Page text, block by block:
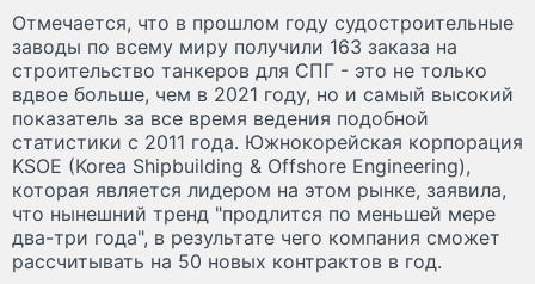
Отмечается, что в прошлом году судостроительные
заводы по всему миру получили 163 заказа на
строительство танкеров для СПГ - это не только
вдвое больше, чем в 2021 году, но и самый высокий
показатель за все время ведения подобной
статистики с 2011 года. Южнокорейская корпорация
KSOE (Korea Shipbuilding & Offshore Engineering),
которая является лидером на этом рынке, заявила,
что нынешний тренд "продлится по меньшей мере
два-три года", в результате чего компания сможет
рассчитывать на 50 новых контрактов в год.